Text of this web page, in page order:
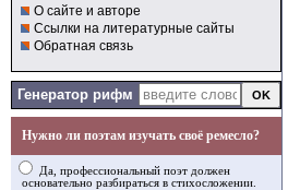
О сайте и авторе
Ссылки на литературные сайты
Обратная связь
Генератор рифм
Нужно ли поэтам изучать своё ремесло?
Да, профессиональный поэт должен
основательно разбираться в стихосложении.